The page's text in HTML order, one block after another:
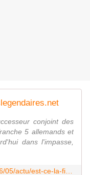
conjoint des
5 allemands et
dans l'impasse,